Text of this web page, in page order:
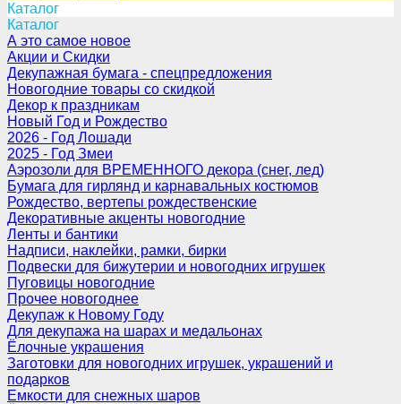
Каталог
Каталог
А это самое новое
Акции и Скидки
Декупажная бумага - спецпредложения
Новогодние товары со скидкой
Декор к праздникам
Новый Год и Рождество
2026 - Год Лошади
2025 - Год Змеи
Аэрозоли для ВРЕМЕННОГО декора (снег, лед)
Бумага для гирлянд и карнавальных костюмов
Рождество, вертепы рождественские
Декоративные акценты новогодние
Ленты и бантики
Надписи, наклейки, рамки, бирки
Подвески для бижутерии и новогодних игрушек
Пуговицы новогодние
Прочее новогоднее
Декупаж к Новому Году
Для декупажа на шарах и медальонах
Ёлочные украшения
Заготовки для новогодних игрушек, украшений и
подарков
Емкости для снежных шаров